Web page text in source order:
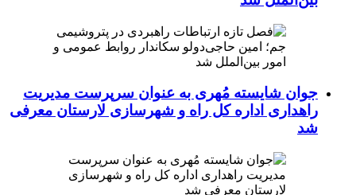
جوان شایسته مُهری به عنوان سرپرست مدیریت
راهداری اداره کل راه و شهرسازی لارستان معرفی
شد